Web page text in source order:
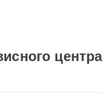
центра